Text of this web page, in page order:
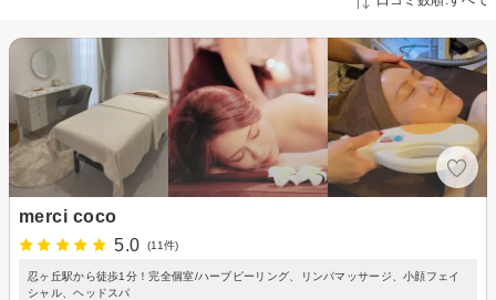
merci coco
5.0
(11件)
忍ヶ丘駅から徒歩1分！完全個室/ハーブピーリング、リンパマッサージ、小顔フェイ
シャル、ヘッドスパ